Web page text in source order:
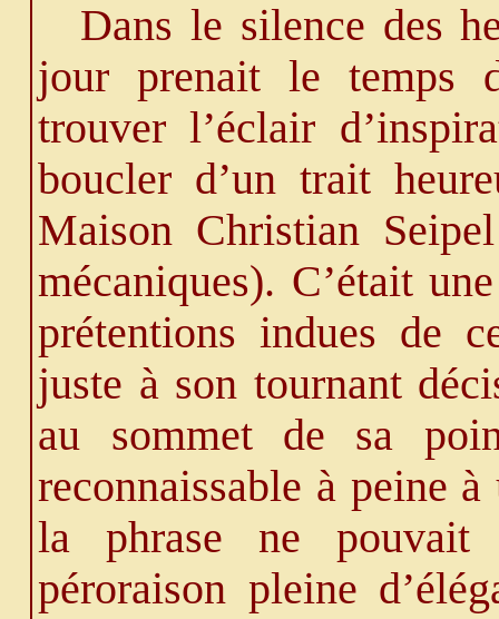
Dans le silence des
jour prenait le temps
trouver l’éclair
boucler d’un trait
Maison Christian
mécaniques). C’était
prétentions indues de
juste à son tournant
au sommet de sa
reconnaissable à peine
la phrase ne
péroraison pleine